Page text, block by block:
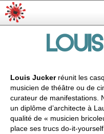
Louis Juckerréunit les
musicien de théâtre ou de
curateur de manifestations.
un diplôme d’architecte à
qualité de « musicien
place ses trucs do-it-yourself.